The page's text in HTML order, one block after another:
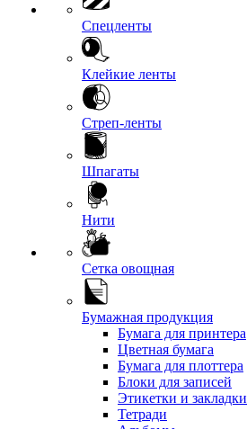
Спецленты
Клейкие ленты
Стреп-ленты
Шпагаты
Нити
Сетка овощная
Бумажная продукция
Бумага для принтера
Цветная бумага
Бумага для плоттера
Блоки для записей
Этикетки и закладки
Тетради